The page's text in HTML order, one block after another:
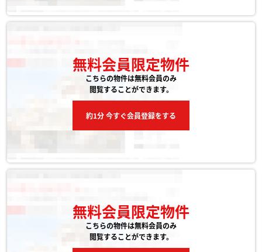
無料会員限定物件
こちらの物件は無料会員のみ
閲覧することができます。
約1分 今すぐ会員登録をする
無料会員限定物件
こちらの物件は無料会員のみ
閲覧することができます。